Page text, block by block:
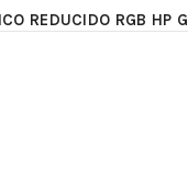
REDUCIDO RGB HP